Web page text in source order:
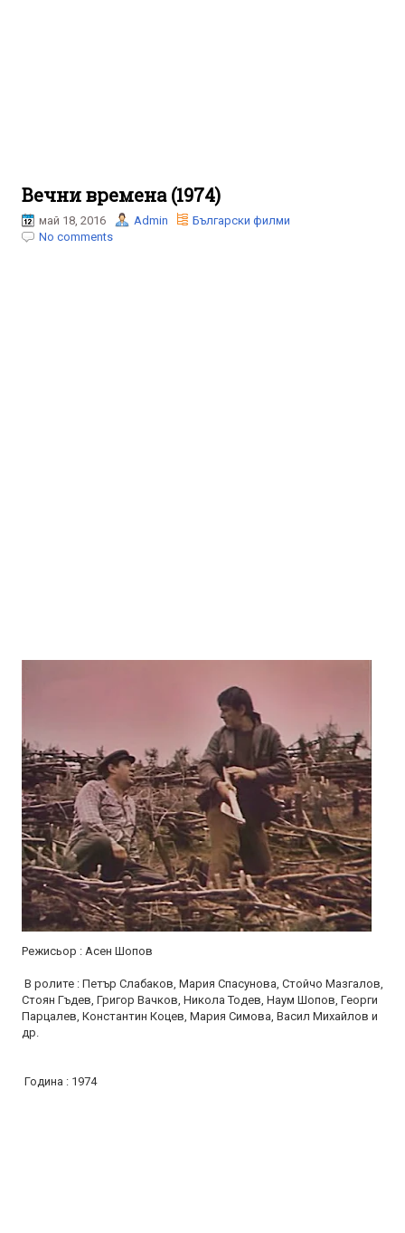
Вечни времена (1974)
май 18, 2016 Admin
Български филми
No comments
Режисьор : Асен Шопов
В ролите : Петър Слабаков, Мария Спасунова, Стойчо Мазгалов,
Стоян Гъдев, Григор Вачков, Никола Тодев, Наум Шопов, Георги
Парцалев, Константин Коцев, Мария Симова, Васил Михайлов и
др.
Година : 1974